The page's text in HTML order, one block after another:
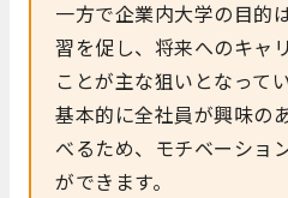
一方で企業内大学の目的
習を促し、将来へのキャ
ことが主な狙いとなってい
基本的に全社員が興味の
べるため、モチベーショ
ができます。